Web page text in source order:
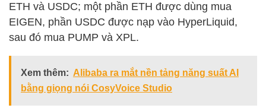
ETH và USDC; một phần ETH được dùng mua
EIGEN, phần USDC được nạp vào HyperLiquid,
sau đó mua PUMP và XPL.
Xem thêm: Alibaba ra mắt nền tảng năng suất AI
bằng giọng nói CosyVoice Studio